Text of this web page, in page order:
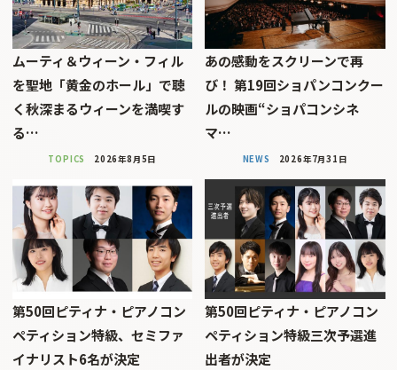
ムーティ＆ウィーン・フィル
を聖地「黄金のホール」で聴
く秋深まるウィーンを満喫す
る…
TOPICS 2026年8月5日
あの感動をスクリーンで再
び！ 第19回ショパンコンクー
ルの映画“ショパコンシネ
マ…
NEWS 2026年7月31日
第50回ピティナ・ピアノコン
ペティション特級、セミファ
イナリスト6名が決定
第50回ピティナ・ピアノコン
ペティション特級三次予選進
出者が決定